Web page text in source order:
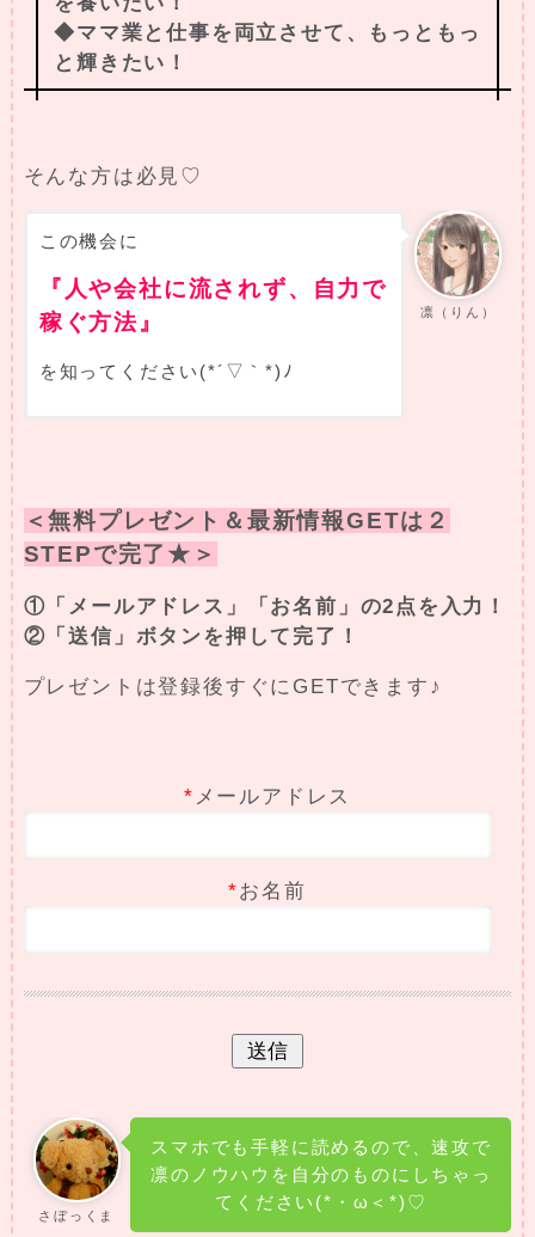
◆ママ業と仕事を両立させて、もっともっ
と輝きたい！
そんな方は必見♡
凛（りん）
この機会に
『人や会社に流されず、自力で
稼ぐ方法』
を知ってください(*´▽｀*)ﾉ
＜無料プレゼント＆最新情報GETは２
STEPで完了★＞
①「メールアドレス」「お名前」の2点を入力！
②「送信」ボタンを押して完了！
プレゼントは登録後すぐにGETできます♪
* メールアドレス
*お名前
さぼっくま
スマホでも手軽に読めるので、速攻で
凛のノウハウを自分のものにしちゃっ
てください(*・ω＜*)♡